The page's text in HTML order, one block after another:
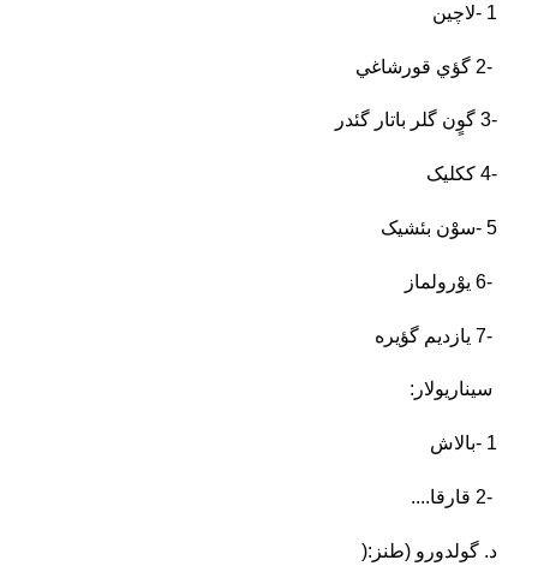
1
-لاچين
2- گؤي قورشاغي
3- گوٍن گلر باتار گئدر
4- ککليک
5
-سوْن بئشيک
6- یوْرولماز
7- یازديم گؤيره
سيناريولار :
1
-بالاش
2- قارقا....
د. گولدورو (طنز ):